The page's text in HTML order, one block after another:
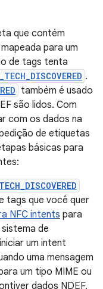
que contém
para um
de tags tenta
.
também é usado
são lidos. Com
com os dados na
de etiquetas
básicas para
tags que você quer
NFC intents para
de
um intent
uma mensagem
um tipo MIME ou
dados NDEF.